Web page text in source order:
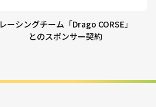
レーシングチーム「Drago CORSE」
とのスポンサー契約